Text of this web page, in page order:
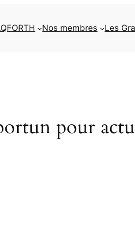
Nos membres Les
pour